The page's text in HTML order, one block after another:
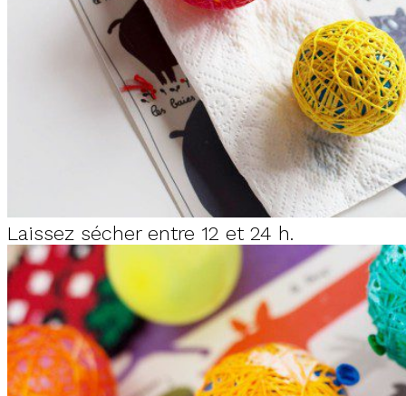
Laissez sécher entre 12 et 24 h.